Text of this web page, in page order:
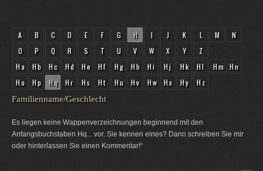
A B C D E F G H I J K L M
N
O
P Q R S T U V W X Y
Z
Ha
Hb Hc Hd He Hf Hg Hh Hi Hj Hk Hl Hm Hn
Ho
Hp Hq Hr Hs Ht Hu Hv Hw Hx Hy Hz
Familienname/Geschlecht
Es liegen keine Wappenverzeichnungen beginnend mit den
Anfangsbuchstaben Hq... vor. Sie kennen eines? Dann schreiben Sie mir
oder hinterlassen Sie einen Kommentar!“